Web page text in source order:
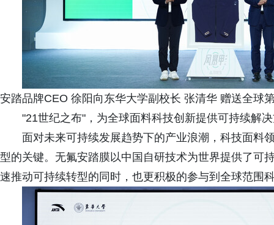
安踏品牌CEO 徐阳向东华大学副校长 张清华 赠送全球
"21世纪之布"，为全球面料科技创新提供可持续解
面对未来可持续发展趋势下的产业浪潮，科技面料
型的关键。无氟安踏膜以中国自研技术为世界提供了可
速推动可持续转型的同时，也更积极的参与到全球范围